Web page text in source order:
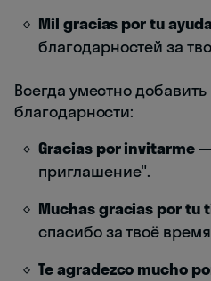
Mil gracias por tu ayuda
благодарностей за
Всегда уместно
благодарности:
Gracias por invitarme—
приглашение".
Muchas gracias por tu
спасибо за твоё
Te agradezco mucho